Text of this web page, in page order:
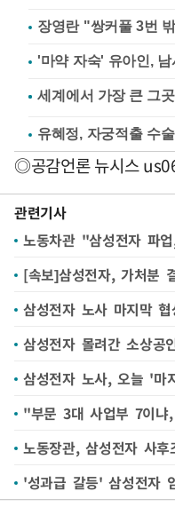
장영란 "쌍커풀 3번
'마약 자숙' 유아인,
유혜정, 자궁적출 수
◎공감언론 뉴시스
관련기사
노동차관 "삼성전자 파
삼성전자 몰려간 소상
노동장관, 삼성전자 사